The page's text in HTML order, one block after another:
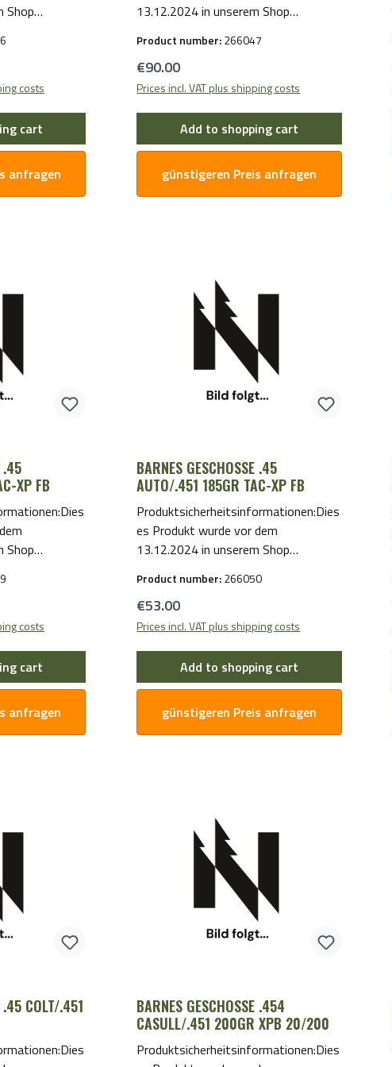
Shop
wenden Sie
costs
cart
anfragen
13.12.2024 in unserem Shop
Sicherheitsinformationen wenden Sie
sich bitte per E-Mail an uns.
Product number:266047
Regular price:
€90.00
Prices incl. VAT plus shipping costs
Add to shopping cart
günstigeren Preis anfragen
.45
XP FB
Shop
wenden Sie
costs
cart
anfragen
BARNES GESCHOSSE .45
AUTO/.451 185GR TAC-XP FB
Produktsicherheitsinformationen:Dies
es Produkt wurde vor dem
13.12.2024 in unserem Shop
Sicherheitsinformationen wenden Sie
sich bitte per E-Mail an uns.
Product number:266050
Regular price:
€53.00
Prices incl. VAT plus shipping costs
Add to shopping cart
günstigeren Preis anfragen
.45 COLT/.451
BARNES GESCHOSSE .454
CASULL/.451 200GR XPB 20/200
Produktsicherheitsinformationen:Dies